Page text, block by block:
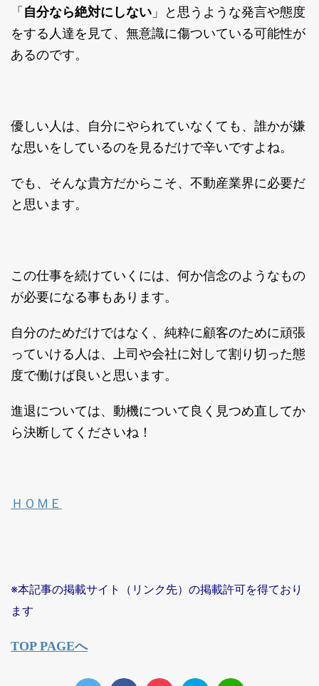
「 自分なら絶対にしない 」と思うような発言や態度
をする人達を見て、無意識に傷ついている可能性が
あるのです。
優しい人は、自分にやられていなくても、誰かが嫌
な思いをしているのを見るだけで辛いですよね。
でも、そんな貴方だからこそ、不動産業界に必要だ
と思います。
この仕事を続けていくには、何か信念のようなもの
が必要になる事もあります。
自分のためだけではなく、純粋に顧客のために頑張
っていける人は、上司や会社に対して割り切った態
度で働けば良いと思います。
進退については、動機について良く見つめ直してか
ら決断してくださいね！
ＨＯＭＥ
※本記事の掲載サイト（リンク先）の掲載許可を得ており
ます
TOP PAGEへ